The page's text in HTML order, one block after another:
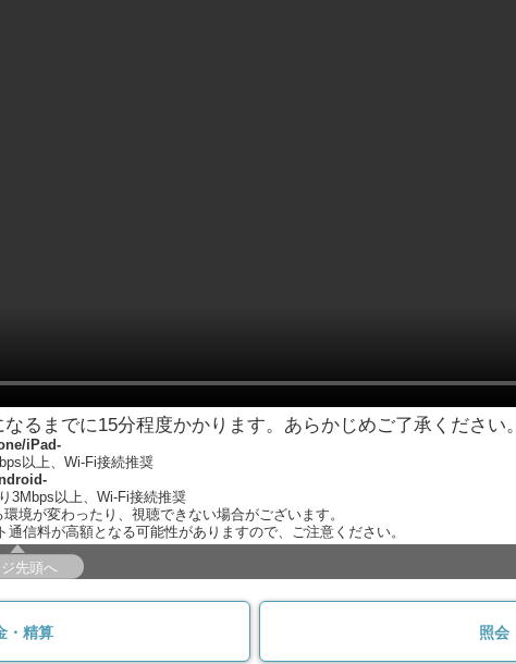
までに15分程度かかります。あらかじめご了承ください。
iPad-
以上、Wi-Fi接続推奨
3Mbps以上、Wi-Fi接続推奨
境が変わったり、視聴できない場合がございます。
信料が高額となる可能性がありますので、ご注意ください。
先頭へ
・精算 照会